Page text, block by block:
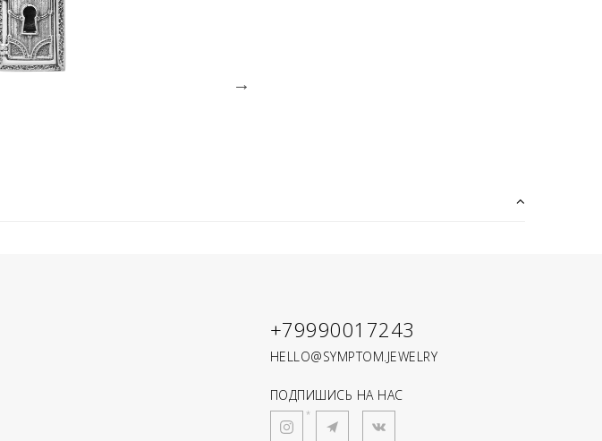
+79990017243
HELLO@SYMPTOM.JEWELRY
ПОДПИШИСЬ НА НАС
*